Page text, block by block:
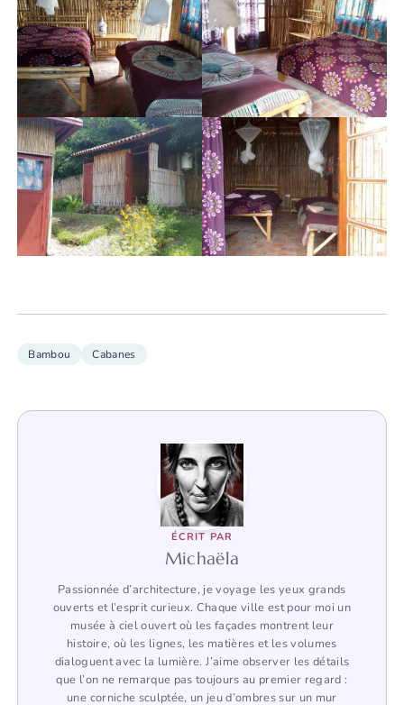
Bambou Cabanes
ÉCRIT PAR
Michaëla
Passionnée d’architecture, je voyage les yeux grands
ouverts et l’esprit curieux. Chaque ville est pour moi un
musée à ciel ouvert où les façades montrent leur
histoire, où les lignes, les matières et les volumes
dialoguent avec la lumière. J’aime observer les détails
que l’on ne remarque pas toujours au premier regard :
une corniche sculptée, un jeu d’ombres sur un mur